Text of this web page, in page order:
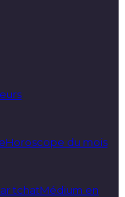
Horoscope du mois
tchatMédium en